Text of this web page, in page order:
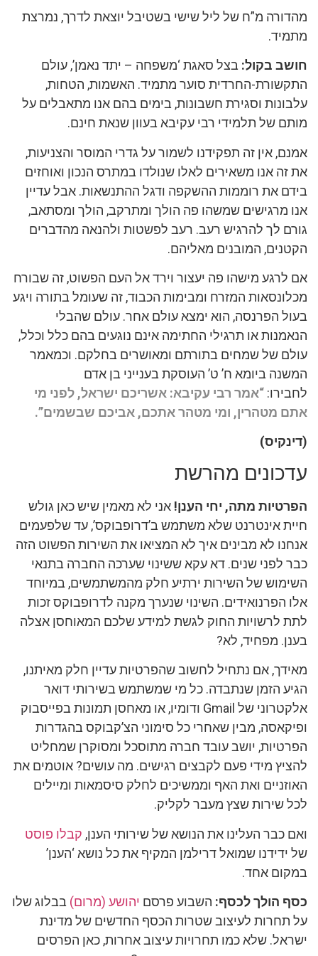
מהדורה מ”ח של ליל שישי בשטיבל יוצאת לדרך, נמרצת
מתמיד.
חושב בקול: בצל סאגת ‘משפחה – יתד נאמן’, עולם
התקשורת-החרדית סוער מתמיד. האשמות, הטחות,
עלבונות וסגירת חשבונות, בימים בהם אנו מתאבלים על
מותם של תלמידי רבי עקיבא בעוון שנאת חינם.
אמנם, אין זה תפקידנו לשמור על גדרי המוסר והצניעות,
את זה אנו משאירים לאלו שנולדו במתרס הנכון ואוחזים
בידם את רוממות ההשקפה ודגל ההתנשאות. אבל עדיין
אנו מרגישים שמשהו פה הולך ומתרקב, הולך ומסתאב,
גורם לך להרגיש רעב. רעב לפשטות ולהנאה מהדברים
הקטנים, המובנים מאליהם.
אם לרגע מישהו פה יעצור וירד אל העם הפשוט, זה שבורח
מכלונסאות המזרח ומבימות הכבוד, זה שעומל בתורה ויגע
בעול הפרנסה, הוא ימצא עולם אחר. עולם שהבלי
הנאמנות או תרגילי החתימה אינם נוגעים בהם כלל וכלל,
עולם של שמחים בתורתם ומאושרים בחלקם. וכמאמר
המשנה ביומא ח’ ט’ העוסקת בענייני בן אדם
לחבירו: “אמר רבי עקיבא: אשריכם ישראל, לפני מי
אתם מטהרין, ומי מטהר אתכם, אביכם שבשמים”.
(דינקיס)
עדכונים מהרשת
הפרטיות מתה, יחי הענן! אני לא מאמין שיש כאן גולש
חיית אינטרנט שלא משתמש ב’דרופבוקס’, עד שלפעמים
אנחנו לא מבינים איך לא המציאו את השירות הפשוט הזה
כבר לפני שנים. דא עקא ששינוי שערכה החברה בתנאי
השימוש של השירות ירתיע חלק מהמשתמשים, במיוחד
אלו הפרנואידים. השינוי שנערך מקנה לדרופבוקס זכות
לתת לרשויות החוק לגשת למידע שלכם המאוחסן אצלה
בענן. מפחיד, לא?
מאידך, אם נתחיל לחשוב שהפרטיות עדיין חלק מאיתנו,
הגיע הזמן שנתבדה. כל מי שמשתמש בשירותי דואר
אלקטרוני של Gmail ודומיו, או מאחסן תמונות בפייסבוק
ופיקאסה, מבין שאחרי כל סימוני הצ’קבוקס בהגדרות
הפרטיות, יושב עובד חברה מתוסכל ומסוקרן שמחליט
להציץ מידי פעם לקבצים רגישים. מה עושים? אוטמים את
האוזניים ואת האף וממשיכים לחלק סיסמאות ומיילים
לכל שירות שצץ מעבר לקליק.
ואם כבר העלינו את הנושא של שירותי הענן, קבלו פוסט
של ידידנו שמואל דרילמן המקיף את כל נושא ‘הענן’
במקום אחד.
כסף הולך לכסף: השבוע פרסם יהושע (מרום) בבלוג שלו
על תחרות לעיצוב שטרות הכסף החדשים של מדינת
ישראל. שלא כמו תחרויות עיצוב אחרות, כאן הפרסים